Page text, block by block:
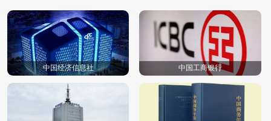
中国经济信息社 中国工商银行